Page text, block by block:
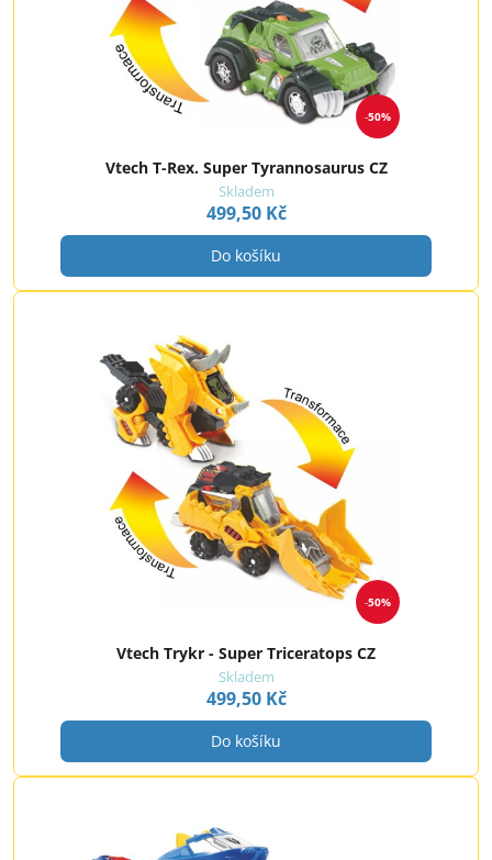
50%
Vtech T-Rex. Super Tyrannosaurus CZ
Skladem
499,50 Kč
Do košíku
50%
Vtech Trykr - Super Triceratops CZ
Skladem
499,50 Kč
Do košíku